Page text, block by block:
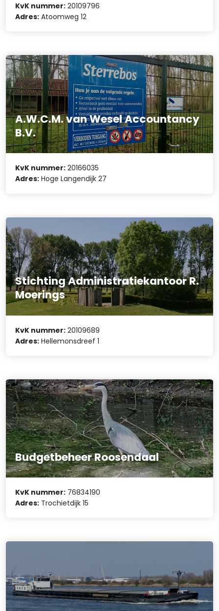
KvK nummer: 20109796
Adres: Atoomweg 12
A.W.C.M. van Wesel Accountancy
B.V.
KvK nummer: 20166035
Adres: Hoge Langendijk 27
Stichting Administratiekantoor R.
Moerings
KvK nummer: 20109689
Adres: Hellemonsdreef 1
Budgetbeheer Roosendaal
KvK nummer: 76834190
Adres: Trochietdijk 15